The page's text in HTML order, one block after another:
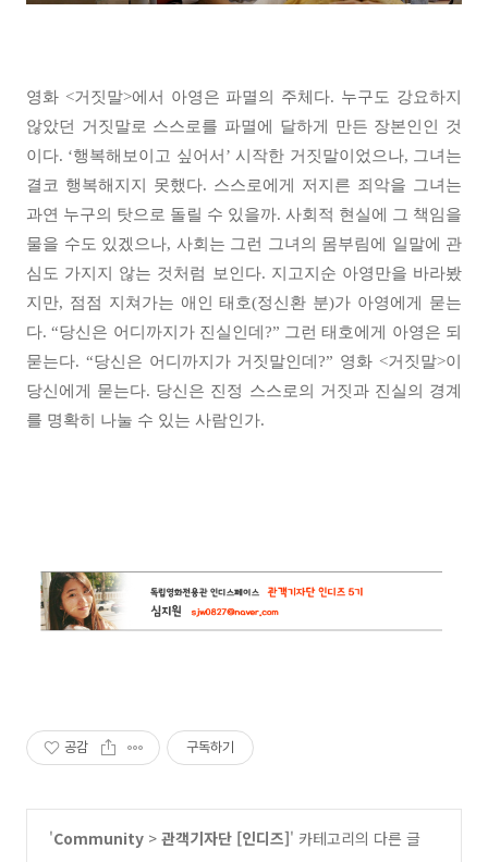
영화 <거짓말>에서 아영은 파멸의 주체다. 누구도 강요하지
않았던 거짓말로 스스로를 파멸에 달하게 만든 장본인인 것
이다. ‘행복해보이고 싶어서’ 시작한 거짓말이었으나, 그녀는
결코 행복해지지 못했다. 스스로에게 저지른 죄악을 그녀는
과연 누구의 탓으로 돌릴 수 있을까. 사회적 현실에 그 책임을
물을 수도 있겠으나, 사회는 그런 그녀의 몸부림에 일말에 관
심도 가지지 않는 것처럼 보인다. 지고지순 아영만을 바라봤
지만, 점점 지쳐가는 애인 태호(정신환 분)가 아영에게 묻는
다. “당신은 어디까지가 진실인데?” 그런 태호에게 아영은 되
묻는다. “당신은 어디까지가 거짓말인데?” 영화 <거짓말>이
당신에게 묻는다. 당신은 진정 스스로의 거짓과 진실의 경계
를 명확히 나눌 수 있는 사람인가.
공감 구독하기
'Community > 관객기자단 [인디즈]' 카테고리의 다른 글